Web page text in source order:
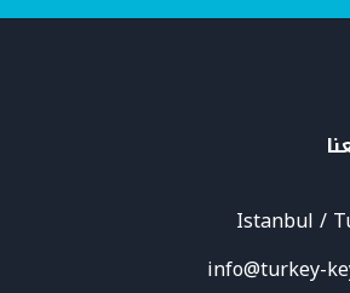
Istanbul /
info@turkey-